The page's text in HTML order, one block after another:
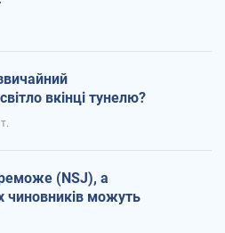
вкінці тунелю?
(NSJ), а
чиновників можуть